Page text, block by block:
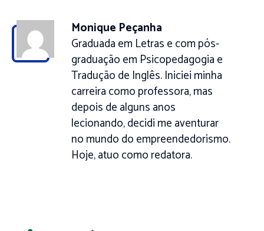
Monique Peçanha
Graduada em Letras e com pós-
graduação em Psicopedagogia e
Tradução de Inglês. Iniciei minha
carreira como professora, mas
depois de alguns anos
lecionando, decidi me aventurar
no mundo do empreendedorismo.
Hoje, atuo como redatora.